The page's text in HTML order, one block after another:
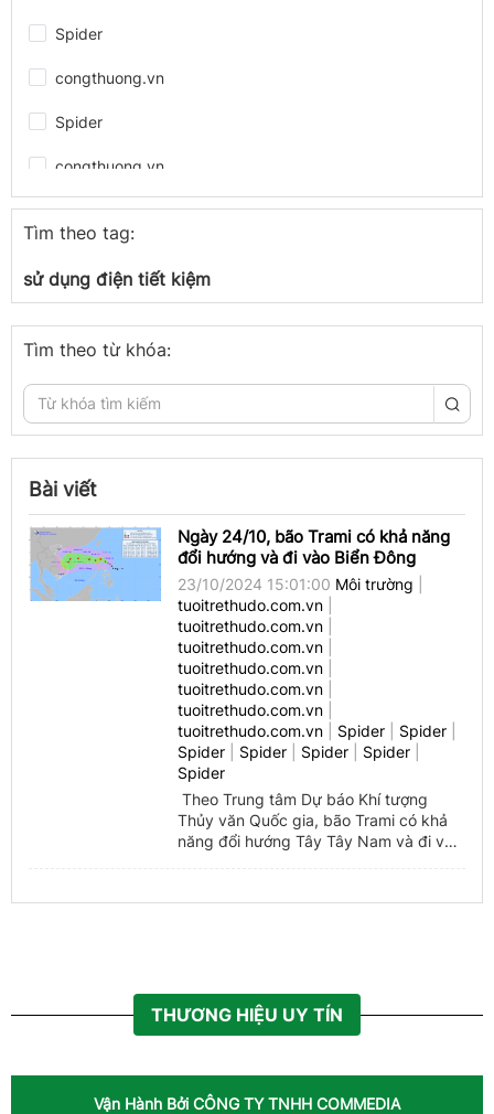
Spider
congthuong.vn
Spider
congthuong.vn
Spider
Spider
congthuong.vn
Spider
Spider
congthuong.vn
Spider
congthuong.vn
congthuong.vn
Tìm theo tag:
sử dụng điện tiết kiệm
Tìm theo từ khóa:
Bài viết
Ngày 24/10, bão Trami có khả năng
đổi hướng và đi vào Biển Đông
23/10/2024 15:01:00 Môi trường
tuoitrethudo.com.vn
tuoitrethudo.com.vn
tuoitrethudo.com.vn
tuoitrethudo.com.vn
tuoitrethudo.com.vn
tuoitrethudo.com.vn
tuoitrethudo.com.vn
Spider Spider
Spider
Spider Spider Spider
Spider
Theo Trung tâm Dự báo Khí tượng
Thủy văn Quốc gia, bão Trami có khả
năng đổi hướng Tây Tây Nam và đi vào
THƯƠNG HIỆU UY TÍN
Vận Hành Bởi CÔNG TY TNHH COMMEDIA